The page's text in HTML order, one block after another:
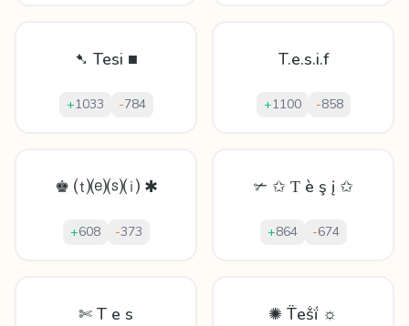
➷ Tesi ■
+1033 -784
T.e.s.i.f
+1100 -858
♚ ⒯⒠⒮⒤ ✱
+608 -373
✃ ✩ Ƭ è ş į ✩
+864 -674
✄ T e s ✺ T̈еṧḯ ☼